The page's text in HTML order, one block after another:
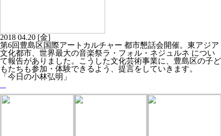
2018 04.20 [金]
第6回豊島区国際アートカルチャー 都市懇話会開催。東アジア
文化都市、世界最大の音楽祭ラ・フォル・ネジュルネ につい
て報告がありました。こうした文化芸術事業に、豊島区の子ど
もたちも参加・体験できるよう、提言をしていきます。
「今日の小林弘明」